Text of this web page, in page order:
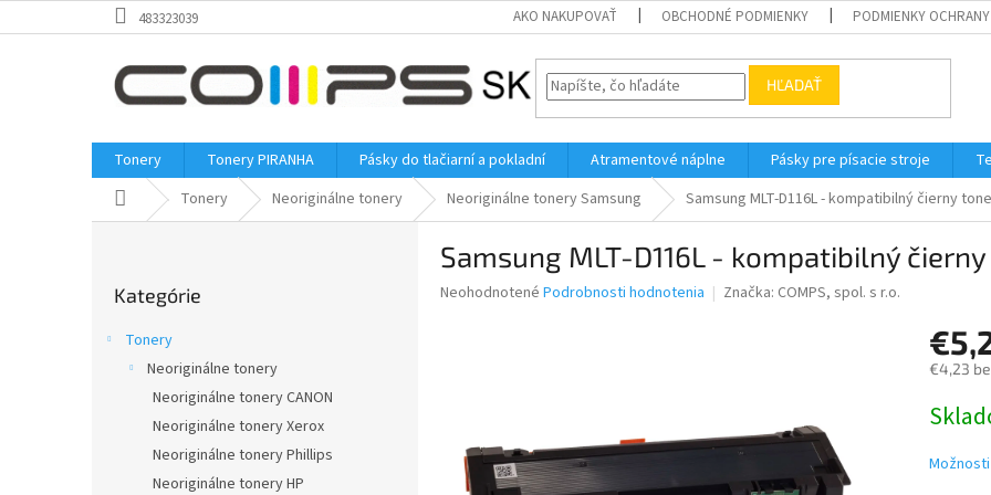
na
483323039 AKO NAKUPOVAŤ OBCHODNÉ PODMIENKY PODMIENKY OCHRANY
HĽADAŤ
Tonery Tonery PIRANHA Pásky do tlačiarní a pokladní Atramentové náplne Pásky pre písacie stroje
Domov Tonery Neoriginálne tonery Neoriginálne tonery Samsung Samsung MLT-D116L - kompatibilný čierny
kategórie
Kategórie
Tonery
Neoriginálne tonery
Neoriginálne tonery CANON
Neoriginálne tonery Xerox
Neoriginálne tonery Phillips
Neoriginálne tonery HP
Samsung MLT-D116L - kompatibilný
Priemerné
Neohodnotené Podrobnosti hodnotenia Značka: COMPS, spol. s r.o.
€4,23
cena: